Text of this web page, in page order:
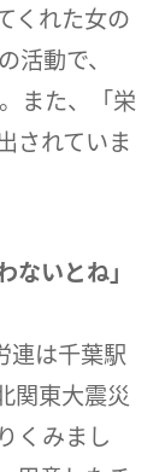
くれた女の
活動で、
また、「栄
されていま
ないとね」
連は千葉駅
関東大震災
くみまし